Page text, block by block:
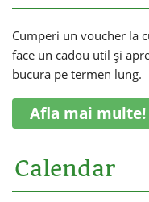
Cumperi un voucher la
face un cadou util și
bucura pe termen lung.
Afla mai multe!
Calendar